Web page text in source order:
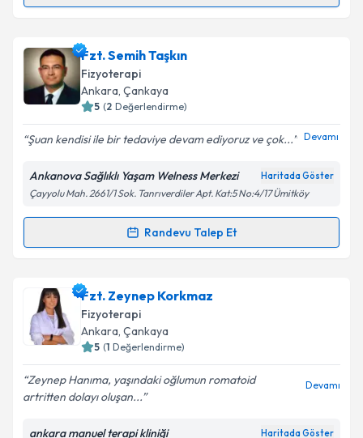
Op. Dr. Mustafa Yaldıziçin randevu takvimi talebi
oluşturun. Size bu uzmandan randevu almanız için bir
takvim hazırlandığında e-posta ile bilgilendireceğiz.
Kişisel verilerimin işlenmesine ilişkinAydınlatma
Metni'ni okudum ve kişisel verilerimin belirtilen
kapsamda işlenmesini kabul ediyorum.
Fzt. Semih Taşkın
Fizyoterapi
Ankara, Çankaya
5 (2 Değerlendirme)
Şuan kendisi ile bir tedaviye devam ediyoruz ve çok... Devamı
Ankanova Sağlıklı Yaşam Welness Merkezi Haritada Göster
Çayyolu Mah. 2661/1 Sok. Tanrıverdiler Apt. Kat:5 No:4/17 Ümitköy
Randevu Talep Et
Randevu Takvimi Talebi
Fzt. Semih Taşkıniçin randevu takvimi talebi
oluşturun. Size bu uzmandan randevu almanız için bir
takvim hazırlandığında e-posta ile bilgilendireceğiz.
Fzt. Zeynep Korkmaz
Fizyoterapi
Ankara, Çankaya
5 (1 Değerlendirme)
Zeynep Hanıma, yaşındaki oğlumun romatoid
artritten dolayı oluşan...
Devamı
ankara manuel terapi kliniği Haritada Göster